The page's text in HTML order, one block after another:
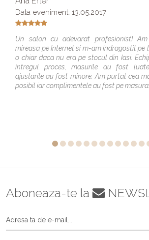
Data eveniment: 13.05.2017
Un salon cu adevarat profesionist!
mireasa pe Internet si m-am indragostit pe
o chiar daca nu era pe stocul din Iasi.
intregul proces, masurile au fost
ajustarile au fost minore. Am purtat cea
posibil iar complimentele au fost pe
Aboneaza-te la